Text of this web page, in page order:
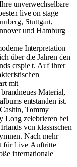
unverwechselbare
live on stage –
Stuttgart,
und Hamburg
Interpretation
über die Jahren den
erspielt. Auf ihrer
mit
Material,
entstanden ist.
Tommy
Long zelebrieren bei
von klassischen
Nach mehr
für Live-Auftritte
internationale